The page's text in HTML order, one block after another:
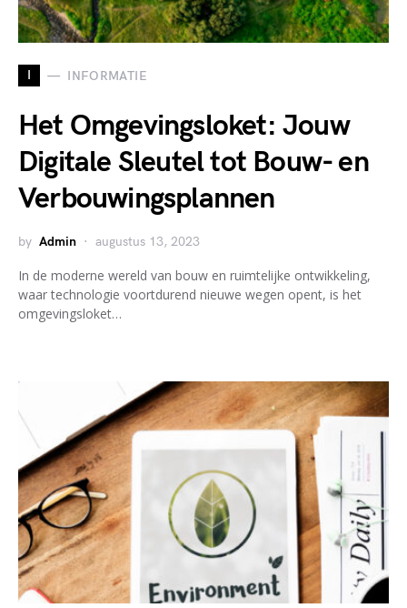
I INFORMATIE
Het Omgevingsloket: Jouw
Digitale Sleutel tot Bouw- en
Verbouwingsplannen
by Admin augustus 13, 2023
In de moderne wereld van bouw en ruimtelijke ontwikkeling,
waar technologie voortdurend nieuwe wegen opent, is het
omgevingsloket…